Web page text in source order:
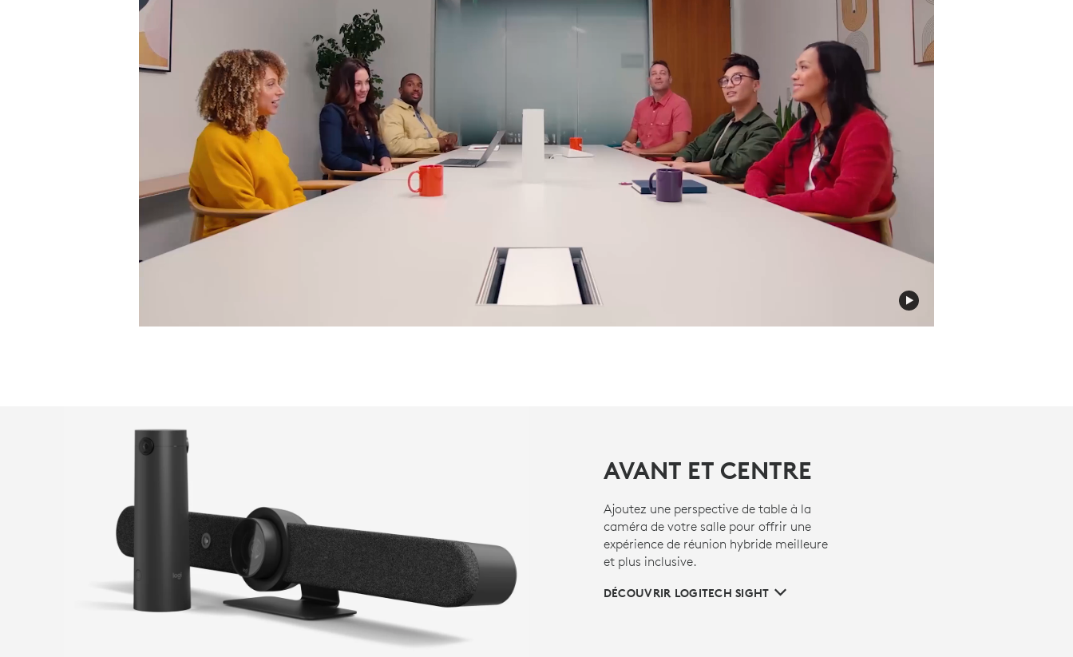
AVANT ET CENTRE
Ajoutez une perspective de table à la
caméra de votre salle pour offrir une
expérience de réunion hybride meilleure
et plus inclusive.
DÉCOUVRIR LOGITECH SIGHT